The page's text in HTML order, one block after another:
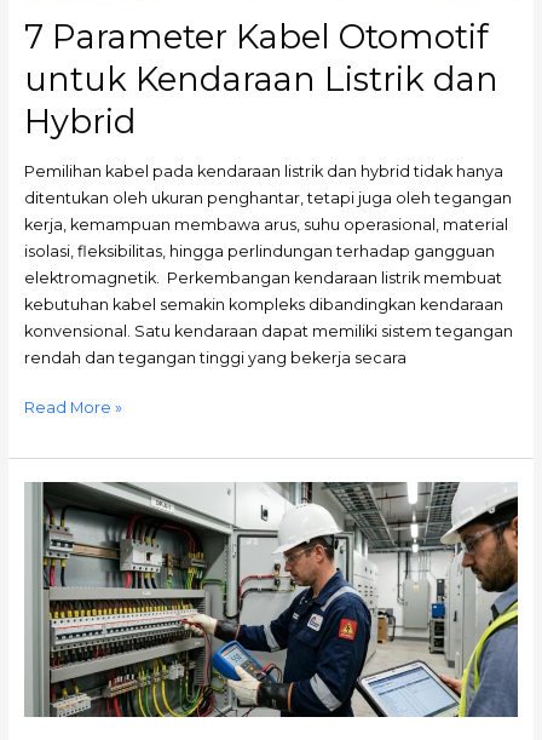
7 Parameter Kabel Otomotif
untuk Kendaraan Listrik dan
Hybrid
Pemilihan kabel pada kendaraan listrik dan hybrid tidak hanya
ditentukan oleh ukuran penghantar, tetapi juga oleh tegangan
kerja, kemampuan membawa arus, suhu operasional, material
isolasi, fleksibilitas, hingga perlindungan terhadap gangguan
elektromagnetik. Perkembangan kendaraan listrik membuat
kebutuhan kabel semakin kompleks dibandingkan kendaraan
konvensional. Satu kendaraan dapat memiliki sistem tegangan
rendah dan tegangan tinggi yang bekerja secara
Read More »
Megger
Test
MCB
yang
Benar
untuk
Memastikan
Kondisi